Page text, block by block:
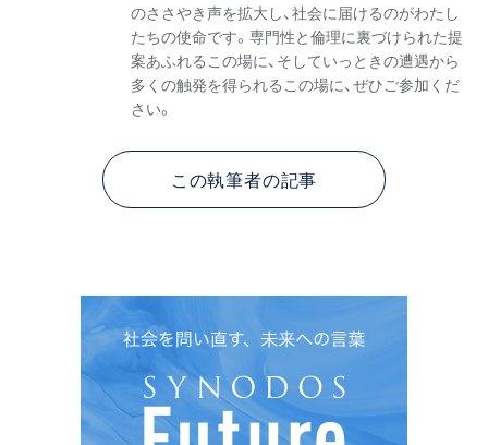
のささやき声を拡大し、社会に届けるのがわたし
たちの使命です。専門性と倫理に裏づけられた提
案あふれるこの場に、そしていっときの遭遇から
多くの触発を得られるこの場に、ぜひご参加くだ
さい。
この執筆者の記事